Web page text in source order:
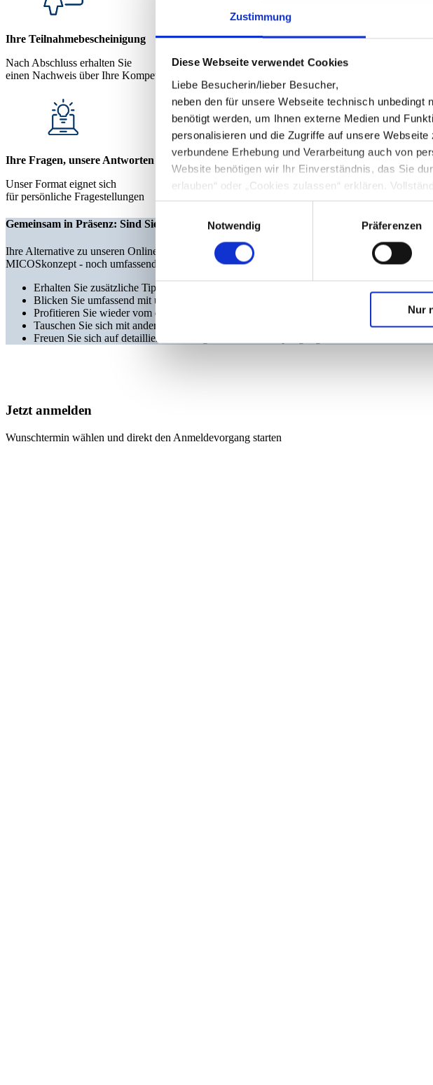
Zustimmung
Diese Webseite verwendet Cookies
Liebe Besucherin/lieber Besucher,
neben den für unsere Webseite technisch
benötigt werden, um Ihnen externe Medien und
personalisieren und die Zugriffe auf unsere
verbundene Erhebung und Verarbeitung auch von
Website benötigen wir Ihr Einverständnis, das Sie
erlauben“ oder „Cookies zulassen“ erklären.
Cookie-Optionen finden Sie unter Punkt 3.4 in
Hinweis zur Datenübermittlung in die USA: Indem
49 Abs. 1 S. 1 lit. a) DSGVO ein, dass durch das
Notwendig
Präferenzen
Nur
Ihre Teilnahmebescheinigung
Nach Abschluss erhalten Sie
einen Nachweis über Ihre Kompetenz
Ihre Fragen, unsere Antworten
Unser Format eignet sich
für persönliche Fragestellungen
Gemeinsam in Präsenz: Sind Sie dabei?
Ihre Alternative zu unseren Online-Seminaren: Wir freuen uns darauf, Sie wieder live und vor
MICOSkonzept - noch umfassender, noch individueller und noch persönlicher.
Erhalten Sie zusätzliche Tipps und Erkenntnisse zur Entgeltabrechnung
Blicken Sie umfassend mit uns in alle abrechnungsrelevanten Themen
Profitieren Sie wieder vom direkten Draht zu unseren Kundenberatern
Tauschen Sie sich mit anderen Anwendern aus und vernetzen Sie sich
Freuen Sie sich auf detaillierte Unterlagen und beste Verpflegung
Jetzt anmelden
Wunschtermin wählen und direkt den Anmeldevorgang starten